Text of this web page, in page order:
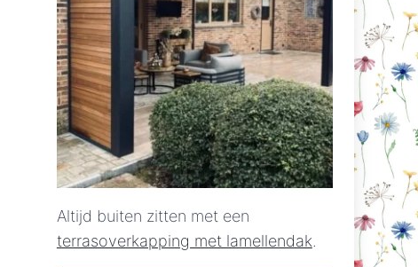
Altijd buiten zitten met een
terrasoverkapping met lamellendak.